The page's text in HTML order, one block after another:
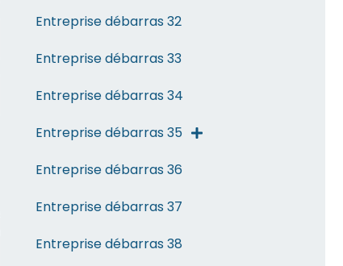
Entreprise débarras 32
Entreprise débarras 33
Entreprise débarras 34
Entreprise débarras 35
Entreprise débarras 36
Entreprise débarras 37
Entreprise débarras 38